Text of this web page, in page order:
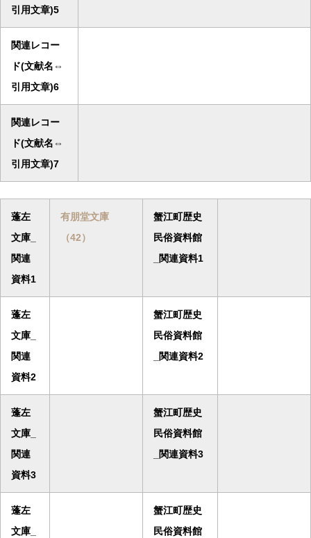
引用文章)5
関連レコー
ド(文献名⇔
引用文章)6
関連レコー
ド(文献名⇔
引用文章)7
蓬左
文庫_
関連
資料1
有朋堂文庫
（42）
蟹江町歴史
民俗資料館
_関連資料1
蓬左
文庫_
関連
資料2
蟹江町歴史
民俗資料館
_関連資料2
蓬左
文庫_
関連
資料3
蟹江町歴史
民俗資料館
_関連資料3
蓬左
文庫_
蟹江町歴史
民俗資料館